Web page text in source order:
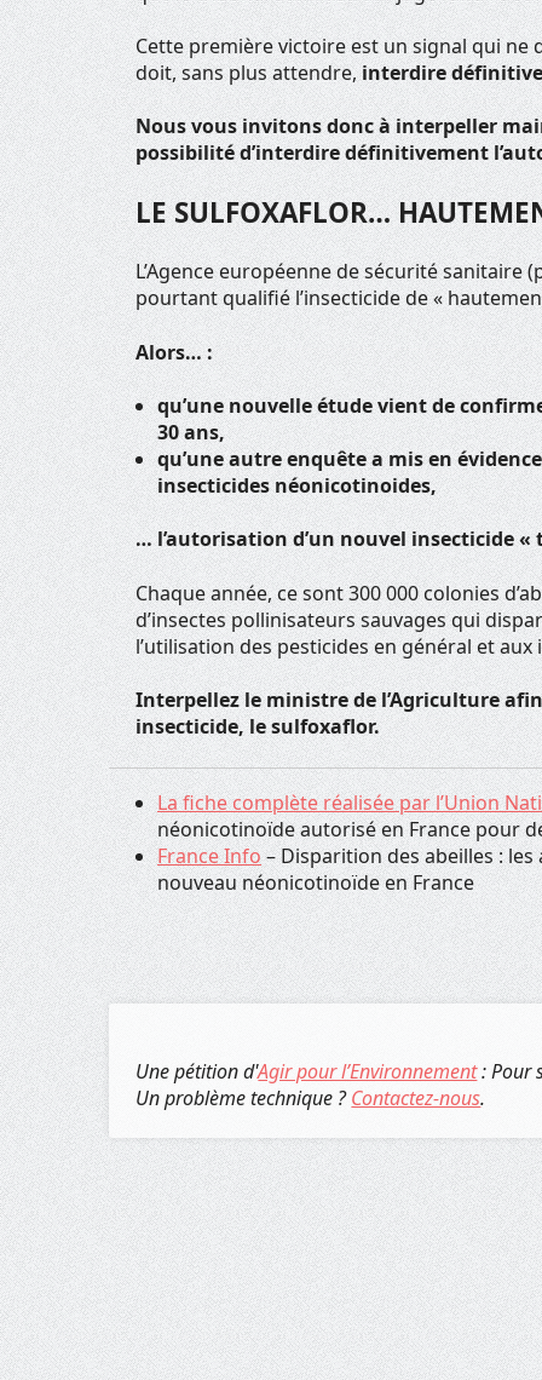
Cette première victoire est un signal qui ne
doit, sans plus attendre,interdire
Nous vous invitons donc à interpeller
possibilité d’interdire définitivement
LE SULFOXAFLOR…
L’Agence européenne de sécurité
pourtant qualifié l’insecticide de «
Alors… :
qu’une nouvelle étude vient de
30 ans,
qu’une autre enquête a mis en
insecticides néonicotinoides,
… l’autorisation d’un nouvel insecticide «
Chaque année, ce sont 300 000 colonies
d’insectes pollinisateurs sauvages qui
l’utilisation des pesticides en général et
Interpellez le ministre de l’Agriculture
insecticide, le sulfoxaflor.
La fiche complète réalisée par l’Union
néonicotinoïde autorisé en France pour
France Info– Disparition des abeilles : les
nouveau néonicotinoïde en France
Une pétition d'Agir pour l’Environnement: Pour
Un problème technique ?Contactez-nous.